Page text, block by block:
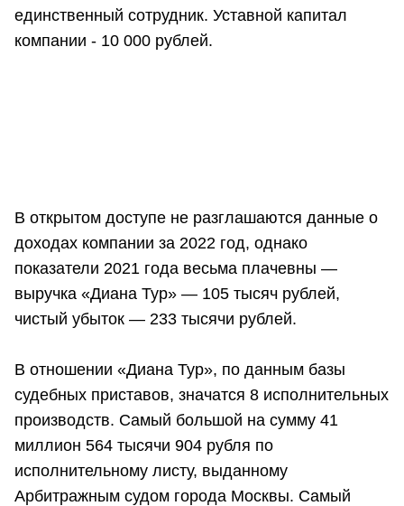
единственный сотрудник. Уставной капитал
компании - 10 000 рублей.
В открытом доступе не разглашаются данные о
доходах компании за 2022 год, однако
показатели 2021 года весьма плачевны —
выручка «Диана Тур» — 105 тысяч рублей,
чистый убыток — 233 тысячи рублей.
В отношении «Диана Тур», по данным базы
судебных приставов, значатся 8 исполнительных
производств. Самый большой на сумму 41
миллион 564 тысячи 904 рубля по
исполнительному листу, выданному
Арбитражным судом города Москвы. Самый